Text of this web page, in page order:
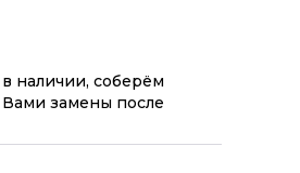
наличии, соберём
замены после